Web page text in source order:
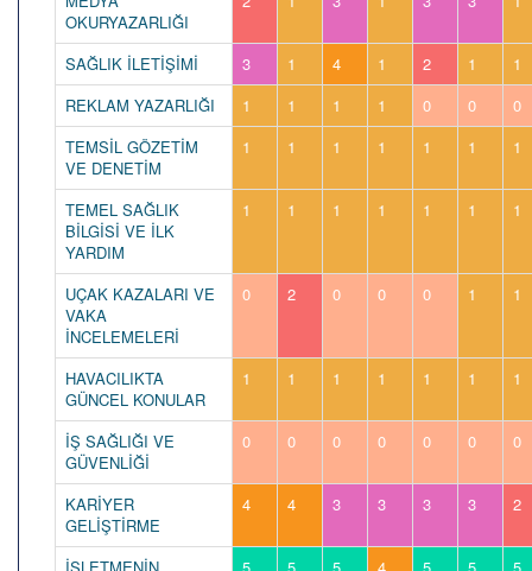
OKURYAZARLIĞI
SAĞLIK İLETİŞİMİ 3 1 4 1 2 1
1
REKLAM YAZARLIĞI
1 1 1 1 0 0
0
TEMSİL GÖZETİM
VE DENETİM
1 1 1 1 1 1 1
TEMEL SAĞLIK
BİLGİSİ VE İLK
YARDIM
1 1 1 1 1 1 1
UÇAK KAZALARI VE
VAKA
İNCELEMELERİ
0 2 0 0 0 1 1
HAVACILIKTA
GÜNCEL KONULAR
1 1 1 1 1 1 1
İŞ SAĞLIĞI VE
GÜVENLİĞİ
0 0 0 0 0 0 0
KARİYER
GELİŞTİRME
4 4 3 3 3 3 2